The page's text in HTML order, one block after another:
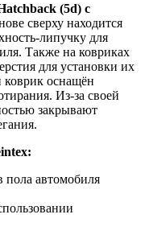
(5d) c
сверху находится
липучку для
Также на ковриках
для установки их
коврик оснащён
Из-за своей
закрывают
пола автомобиля